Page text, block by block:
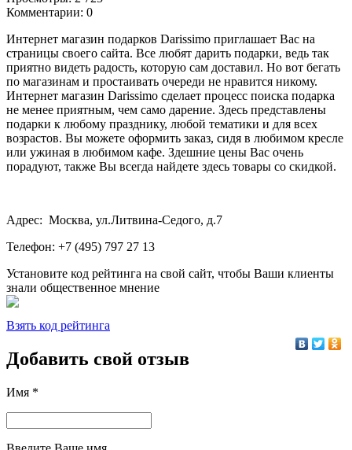
Комментарии: 0
Интернет магазин подарков Darissimo приглашает Вас на
страницы своего сайта. Все любят дарить подарки, ведь так
приятно видеть радость, которую сам доставил. Но вот бегать
по магазинам и простаивать очереди не нравится никому.
Интернет магазин Darissimo сделает процесс поиска подарка
не менее приятным, чем само дарение. Здесь представлены
подарки к любому празднику, любой тематики и для всех
возрастов. Вы можете оформить заказ, сидя в любимом кресле
или ужиная в любимом кафе. Здешние цены Вас очень
порадуют, также Вы всегда найдете здесь товары со скидкой.
Адрес: Москва, ул.Литвина-Седого, д.7
Телефон: +7 (495) 797 27 13
Установите код рейтинга на свой сайт, чтобы Ваши клиенты
знали общественное мнение
Взять код рейтинга
Добавить свой отзыв
Имя *